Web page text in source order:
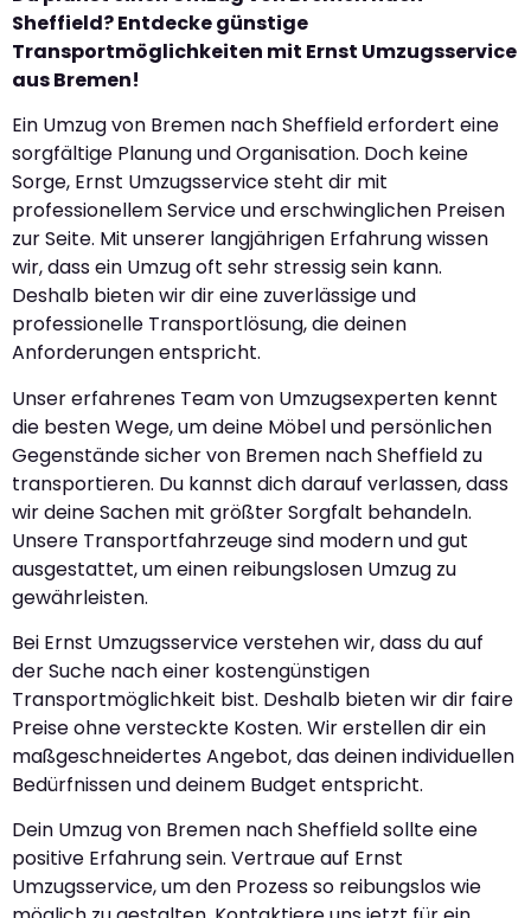
Sheffield? Entdecke günstige
Transportmöglichkeiten mit Ernst Umzugsservice
aus Bremen!
Ein Umzug von Bremen nach Sheffield erfordert eine
sorgfältige Planung und Organisation. Doch keine
Sorge, Ernst Umzugsservice steht dir mit
professionellem Service und erschwinglichen Preisen
zur Seite. Mit unserer langjährigen Erfahrung wissen
wir, dass ein Umzug oft sehr stressig sein kann.
Deshalb bieten wir dir eine zuverlässige und
professionelle Transportlösung, die deinen
Anforderungen entspricht.
Unser erfahrenes Team von Umzugsexperten kennt
die besten Wege, um deine Möbel und persönlichen
Gegenstände sicher von Bremen nach Sheffield zu
transportieren. Du kannst dich darauf verlassen, dass
wir deine Sachen mit größter Sorgfalt behandeln.
Unsere Transportfahrzeuge sind modern und gut
ausgestattet, um einen reibungslosen Umzug zu
gewährleisten.
Bei Ernst Umzugsservice verstehen wir, dass du auf
der Suche nach einer kostengünstigen
Transportmöglichkeit bist. Deshalb bieten wir dir faire
Preise ohne versteckte Kosten. Wir erstellen dir ein
maßgeschneidertes Angebot, das deinen individuellen
Bedürfnissen und deinem Budget entspricht.
Dein Umzug von Bremen nach Sheffield sollte eine
positive Erfahrung sein. Vertraue auf Ernst
Umzugsservice, um den Prozess so reibungslos wie